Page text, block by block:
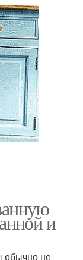
и
обычно не